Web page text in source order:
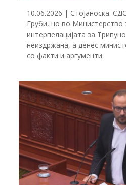
10.06.2026 | Стојаноска:
Груби, но во Министерство
интерпелацијата за
неиздржана, а денес
со факти и аргументи